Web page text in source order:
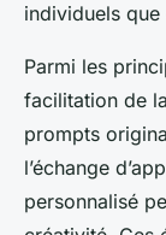
individuels
Parmi les
facilitation de
prompts
l’échange
personnalisé